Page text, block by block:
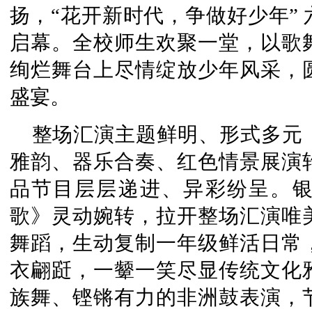
扬，“花开新时代，争做好少年”
启幕。全校师生欢聚一堂，以
绚烂舞台上尽情绽放少年风采
盛宴。
整场汇演主题鲜明、形式多
雅韵、器乐合奏、红色情景展
品节目层层递进、异彩纷呈。
歌》灵动婉转，拉开整场汇演
舞蹈，生动复制一年级鲜活日
衣翩跹，一颦一笑尽显传统文
族舞、铿锵有力的非洲鼓表演